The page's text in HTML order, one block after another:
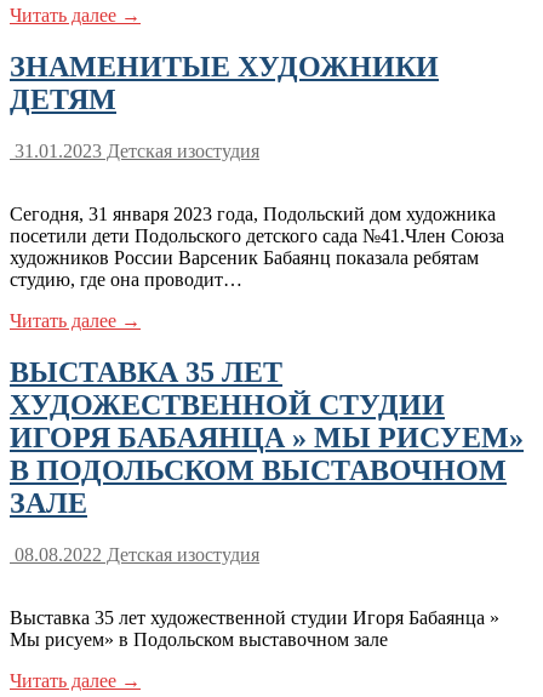
Читать далее →
ЗНАМЕНИТЫЕ ХУДОЖНИКИ
ДЕТЯМ
31.01.2023 Детская изостудия
Сегодня, 31 января 2023 года, Подольский дом художника
посетили дети Подольского детского сада №41.Член Союза
художников России Варсеник Бабаянц показала ребятам
студию, где она проводит…
Читать далее →
ВЫСТАВКА 35 ЛЕТ
ХУДОЖЕСТВЕННОЙ СТУДИИ
ИГОРЯ БАБАЯНЦА » МЫ РИСУЕМ»
В ПОДОЛЬСКОМ ВЫСТАВОЧНОМ
ЗАЛЕ
08.08.2022 Детская изостудия
Выставка 35 лет художественной студии Игоря Бабаянца »
Мы рисуем» в Подольском выставочном зале
Читать далее →